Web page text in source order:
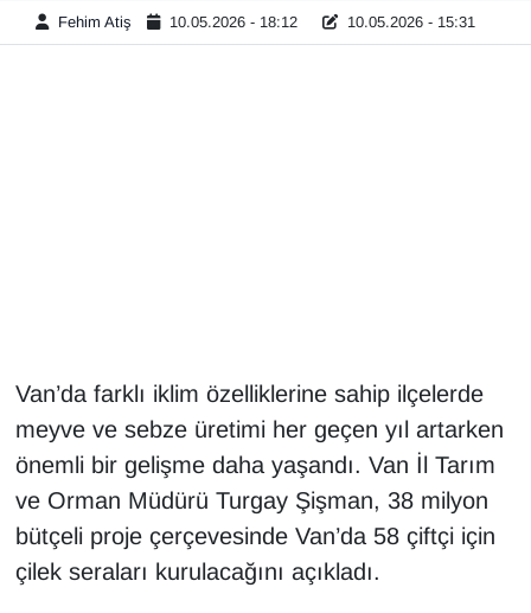
Fehim Atiş 10.05.2026 - 18:12 10.05.2026 - 15:31
Van’da farklı iklim özelliklerine sahip ilçelerde
meyve ve sebze üretimi her geçen yıl artarken
önemli bir gelişme daha yaşandı. Van İl Tarım
ve Orman Müdürü Turgay Şişman, 38 milyon
bütçeli proje çerçevesinde Van’da 58 çiftçi için
çilek seraları kurulacağını açıkladı.
GENEL
Kadın
Kamu Alımları
Kim Kimdir?
Kültür & Sanat